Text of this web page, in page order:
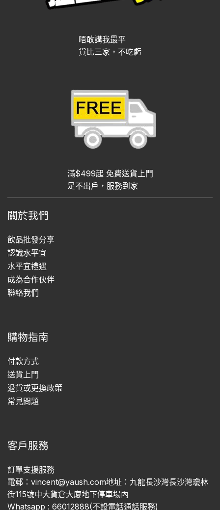
唔敢講我最平
貨比三家，不吃虧
滿$499起 免費送貨上門
足不出戶，服務到家
關於我們
飲品批發分享
認識水平宜
水平宜禮遇
成為合作伙伴
聯絡我們
購物指南
付款方式
送貨上門
退貨或更換政策
常見問題
客戶服務
訂單支援服務
電郵：vincent@yaush.com地址：九龍長沙灣長沙灣瓊林
街115號中大貨倉大廈地下停車場內
Whatsapp : 66012888(不設電話通話服務)